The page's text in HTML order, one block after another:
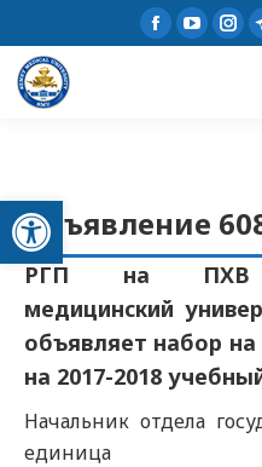
Открыть панель
Объявление
РГП на ПХВ
медицинский
объявляет набор
на 2017-2018
Начальник отдела
единица